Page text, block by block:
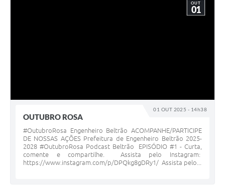
Contas Públicas
Links
01 OUT 2025 - 14h38
OUT
01
OUTUBRO ROSA
#OutubroRosa Engenheiro Beltrão ACOMPANHE/PARTICIPE
DE NOSSAS AÇÕES Prefeitura de Engenheiro Beltrão 2025-
2028 #OutubroRosa Podcast Beltrão EPISÓDIO #1 - Curta,
comente e compartilhe. Assista pelo Instagram:
https://www.instagram.com/p/DPQkg8gDRy1/ Assista pelo...